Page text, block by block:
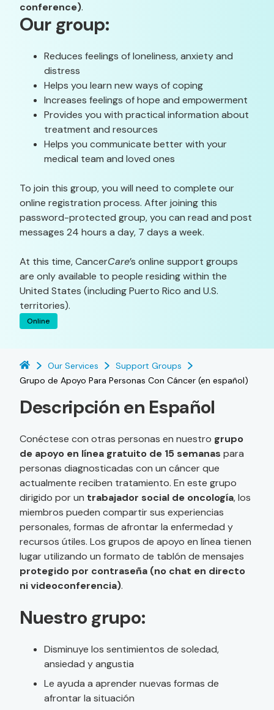
conference).
Our group:
Reduces feelings of loneliness, anxiety and
distress
Helps you learn new ways of coping
Increases feelings of hope and empowerment
Provides you with practical information about
treatment and resources
Helps you communicate better with your
medical team and loved ones
To join this group, you will need to complete our
online registration process. After joining this
password-protected group, you can read and post
messages 24 hours a day, 7 days a week.
At this time, CancerCare’s online support groups
are only available to people residing within the
United States (including Puerto Rico and U.S.
territories).
Online
Our Services
Support Groups
Grupo de Apoyo Para Personas Con Cáncer (en español)
Descripción en Español
Conéctese con otras personas en nuestro grupo
de apoyo en línea gratuito de 15 semanas para
personas diagnosticadas con un cáncer que
actualmente reciben tratamiento. En este grupo
dirigido por un trabajador social de oncología, los
miembros pueden compartir sus experiencias
personales, formas de afrontar la enfermedad y
recursos útiles. Los grupos de apoyo en línea tienen
lugar utilizando un formato de tablón de mensajes
protegido por contraseña (no chat en directo
ni videoconferencia).
Nuestro grupo:
Disminuye los sentimientos de soledad,
ansiedad y angustia
Le ayuda a aprender nuevas formas de
afrontar la situación